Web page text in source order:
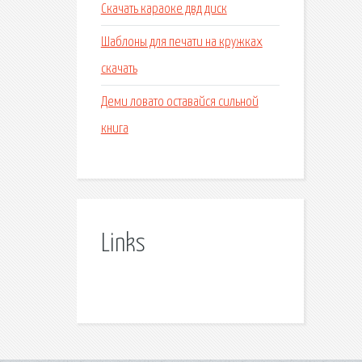
Скачать караоке двд диск
Шаблоны для печати на кружках
скачать
Деми ловато оставайся сильной
книга
Links